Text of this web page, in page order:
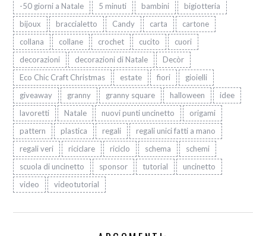
-50 giorni a Natale 5 minuti bambini
bigiotteria
bijoux
braccialetto Candy carta
cartone
collana
collane crochet cucito
cuori
decorazioni
decorazioni di Natale
Decòr
Eco Chic Craft Christmas
estate fiori
gioielli
giveaway
granny granny square halloween
idee
lavoretti
Natale nuovi punti uncinetto
origami
pattern
plastica regali
regali unici fatti a mano
regali veri
riciclare riciclo schema
schemi
scuola di uncinetto
sponsor tutorial
uncinetto
video
videotutorial